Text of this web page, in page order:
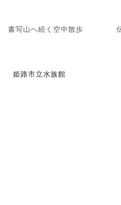
書写山へ続く空中散歩
姫路市立水族館